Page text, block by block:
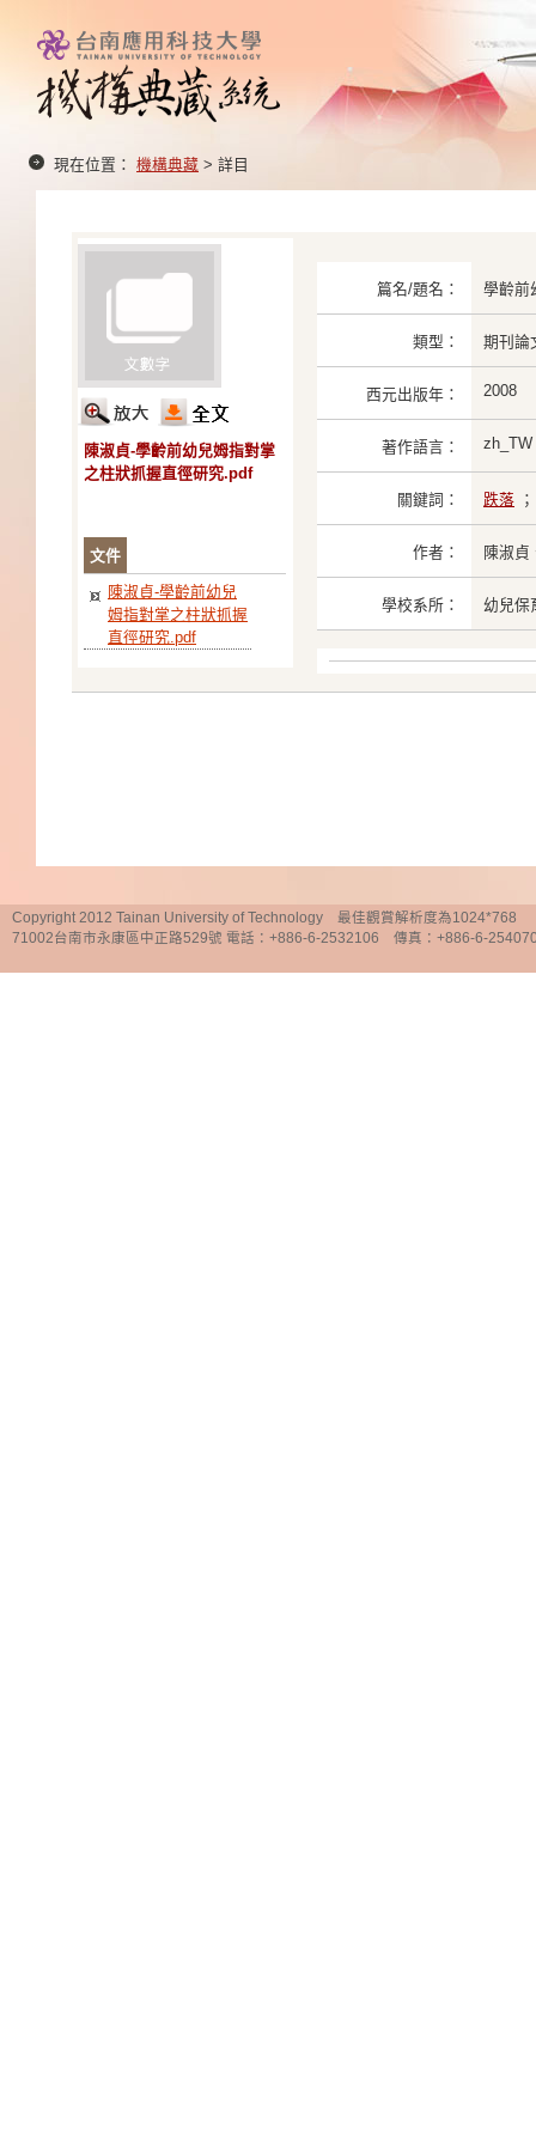
現在位置： 機構典藏 > 詳目
陳淑貞-學齡前幼兒姆指對掌
之柱狀抓握直徑研究.pdf
文件
陳淑貞-學齡前幼兒
姆指對掌之柱狀抓握
直徑研究.pdf
篇名/題名： 學齡前
類型： 期刊論
西元出版年： 2008
著作語言： zh_TW
關鍵詞： 跌落
作者： 陳淑貞
學校系所： 幼兒保
Copyright 2012 Tainan University of Technology 最佳觀賞解析度為1024*768
71002台南市永康區中正路529號 電話：+886-6-2532106 傳真：+886-6-